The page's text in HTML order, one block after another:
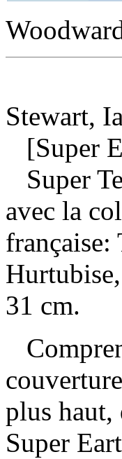
Stewart,
[Super
Super
avec la
31 cm.
plus
Super